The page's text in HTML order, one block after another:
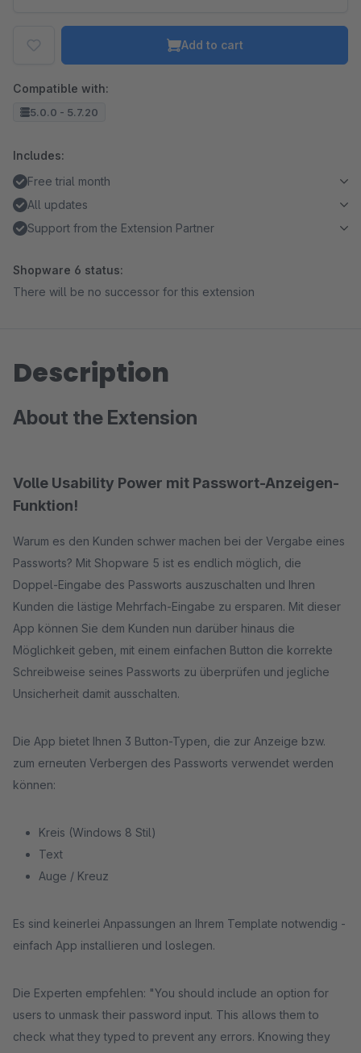
Add to cart
Compatible with:
5.0.0 - 5.7.20
Includes:
Free trial month
All updates
Support from the Extension Partner
Shopware 6 status:
There will be no successor for this extension
Description
About the Extension
Volle Usability Power mit Passwort-Anzeigen-
Funktion!
Warum es den Kunden schwer machen bei der Vergabe eines
Passworts? Mit Shopware 5 ist es endlich möglich, die
Doppel-Eingabe des Passworts auszuschalten und Ihren
Kunden die lästige Mehrfach-Eingabe zu ersparen. Mit dieser
App können Sie dem Kunden nun darüber hinaus die
Möglichkeit geben, mit einem einfachen Button die korrekte
Schreibweise seines Passworts zu überprüfen und jegliche
Unsicherheit damit ausschalten.
Die App bietet Ihnen 3 Button-Typen, die zur Anzeige bzw.
zum erneuten Verbergen des Passworts verwendet werden
können:
Kreis (Windows 8 Stil)
Text
Auge / Kreuz
Es sind keinerlei Anpassungen an Ihrem Template notwendig -
einfach App installieren und loslegen.
Die Experten empfehlen: "You should include an option for
users to unmask their password input. This allows them to
check what they typed to prevent any errors. Knowing they